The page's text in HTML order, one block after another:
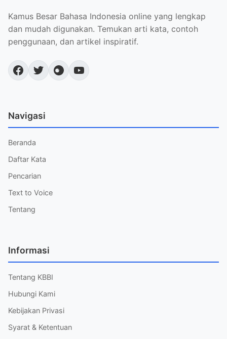
Kamus Besar Bahasa Indonesia online yang lengkap
dan mudah digunakan. Temukan arti kata, contoh
penggunaan, dan artikel inspiratif.
Navigasi
Beranda
Daftar Kata
Pencarian
Text to Voice
Tentang
Informasi
Tentang KBBI
Hubungi Kami
Kebijakan Privasi
Syarat & Ketentuan